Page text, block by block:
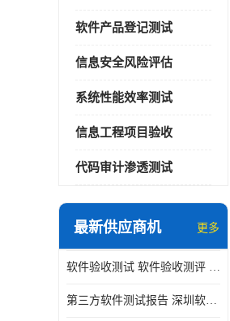
软件产品登记测试
信息安全风险评估
系统性能效率测试
信息工程项目验收
代码审计渗透测试
最新供应商机 更多
软件验收测试 软件验收测评 软件确认测试标准及测试方法
第三方软件测试报告 深圳软件测评报告 安全验收测试报告